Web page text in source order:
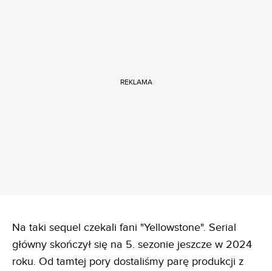
REKLAMA
Na taki sequel czekali fani "Yellowstone". Serial
główny skończył się na 5. sezonie jeszcze w 2024
roku. Od tamtej pory dostaliśmy parę produkcji z